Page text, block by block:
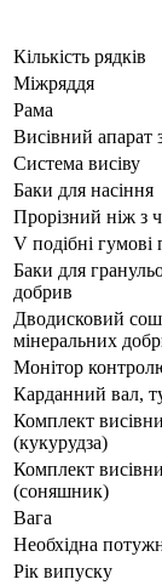
Кількість рядків
Міжряддя
Рама
Висівний
Система висіву
Баки для насіння
Прорізний ніж з
V подібні гумові
Баки для
добрив
Дводисковий
мінеральних
Монітор
Карданний вал,
Комплект
(кукурудза)
Комплект
(соняшник)
Вага
Необхідна
Рік випуску